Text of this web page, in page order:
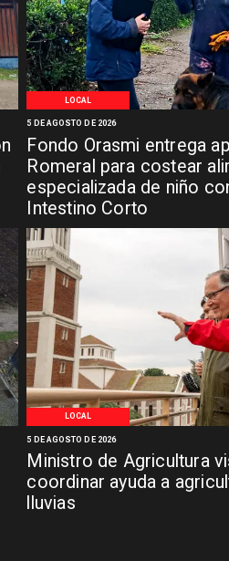
LOCAL
Fondo Orasmi entrega
Romeral para costear
especializada de niño
Intestino Corto
5 DE AGOSTO DE 2026
LOCAL
Ministro de Agricultura
coordinar ayuda a
lluvias
5 DE AGOSTO DE 2026